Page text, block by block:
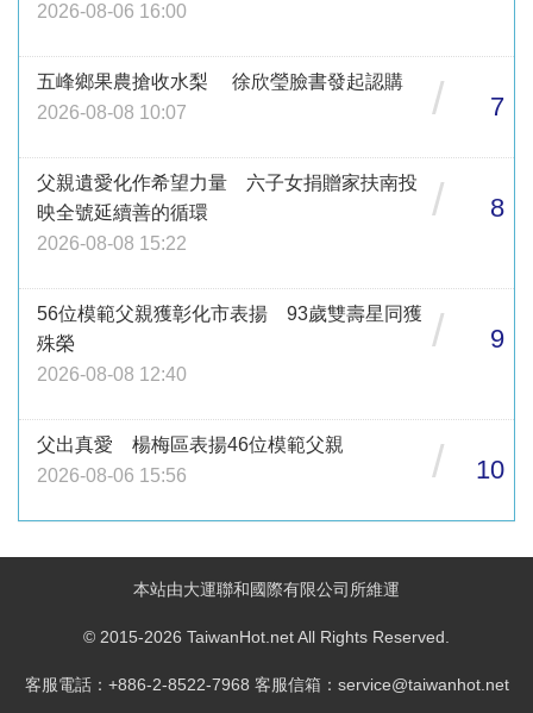
2026-08-06 16:00
五峰鄉果農搶收水梨 徐欣瑩臉書發起認購
2026-08-08 10:07
/ 7
父親遺愛化作希望力量 六子女捐贈家扶南投
映全號延續善的循環
2026-08-08 15:22
/ 8
56位模範父親獲彰化市表揚 93歲雙壽星同獲
殊榮
2026-08-08 12:40
/ 9
父出真愛 楊梅區表揚46位模範父親
2026-08-06 15:56
/ 10
本站由大運聯和國際有限公司所維運
© 2015-2026 TaiwanHot.net All Rights Reserved.
客服電話：+886-2-8522-7968 客服信箱：service@taiwanhot.net